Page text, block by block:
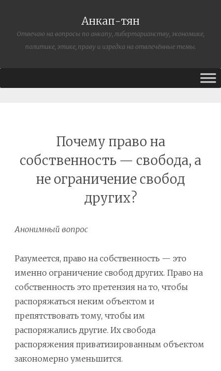
Анкап-тян
Отвечаю на вопросы по анкапу, либертарианству, экономике,
политике, этике, праву и изредка на отвлечённые темы.
Почему право на
собственность — свобода, а
не ограничение свобод
других?
Анонимный вопрос
Разумеется, право на собственность — это
именно ограничение свобод других. Право на
собственность это претензия на то, чтобы
распоряжаться неким объектом и
препятствовать тому, чтобы им
распоряжались другие. Их свобода
распоряжения приватизированным объектом
закономерно уменьшится.